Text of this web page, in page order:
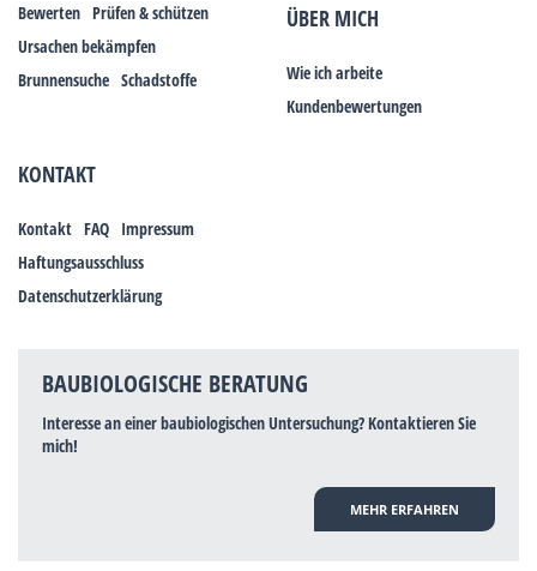
Bewerten Prüfen & schützen
Ursachen bekämpfen
Brunnensuche Schadstoffe
ÜBER MICH
Wie ich arbeite
Kundenbewertungen
KONTAKT
Kontakt FAQ Impressum
Haftungsausschluss
Datenschutzerklärung
BAUBIOLOGISCHE BERATUNG
Interesse an einer baubiologischen Untersuchung? Kontaktieren Sie
mich!
MEHR ERFAHREN